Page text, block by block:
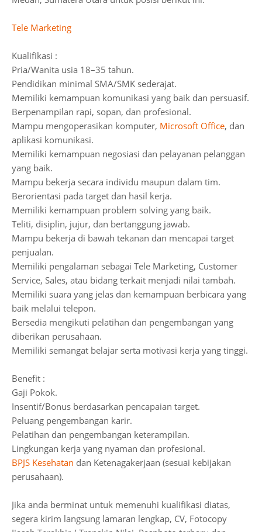
Tele Marketing
Kualifikasi :
Pria/Wanita usia 18–35 tahun.
Pendidikan minimal SMA/SMK sederajat.
Memiliki kemampuan komunikasi yang baik dan persuasif.
Berpenampilan rapi, sopan, dan profesional.
Mampu mengoperasikan komputer, Microsoft Office, dan
aplikasi komunikasi.
Memiliki kemampuan negosiasi dan pelayanan pelanggan
yang baik.
Mampu bekerja secara individu maupun dalam tim.
Berorientasi pada target dan hasil kerja.
Memiliki kemampuan problem solving yang baik.
Teliti, disiplin, jujur, dan bertanggung jawab.
Mampu bekerja di bawah tekanan dan mencapai target
penjualan.
Memiliki pengalaman sebagai Tele Marketing, Customer
Service, Sales, atau bidang terkait menjadi nilai tambah.
Memiliki suara yang jelas dan kemampuan berbicara yang
baik melalui telepon.
Bersedia mengikuti pelatihan dan pengembangan yang
diberikan perusahaan.
Memiliki semangat belajar serta motivasi kerja yang tinggi.
Benefit :
Gaji Pokok.
Insentif/Bonus berdasarkan pencapaian target.
Peluang pengembangan karir.
Pelatihan dan pengembangan keterampilan.
Lingkungan kerja yang nyaman dan profesional.
BPJS Kesehatan dan Ketenagakerjaan (sesuai kebijakan
perusahaan).
Jika anda berminat untuk memenuhi kualifikasi diatas,
segera kirim langsung lamaran lengkap, CV, Fotocopy